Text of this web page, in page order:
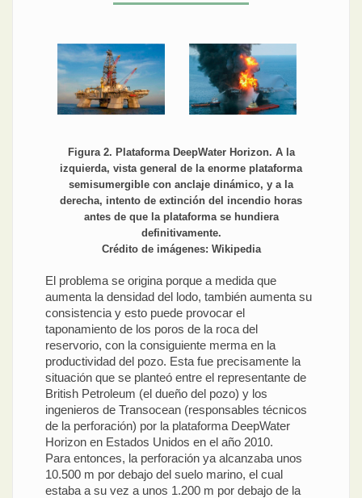
Figura 2. Plataforma DeepWater Horizon. A la
izquierda, vista general de la enorme plataforma
semisumergible con anclaje dinámico, y a la
derecha, intento de extinción del incendio horas
antes de que la plataforma se hundiera
definitivamente.
Crédito de imágenes: Wikipedia
El problema se origina porque a medida que
aumenta la densidad del lodo, también aumenta su
consistencia y esto puede provocar el
taponamiento de los poros de la roca del
reservorio, con la consiguiente merma en la
productividad del pozo. Esta fue precisamente la
situación que se planteó entre el representante de
British Petroleum (el dueño del pozo) y los
ingenieros de Transocean (responsables técnicos
de la perforación) por la plataforma DeepWater
Horizon en Estados Unidos en el año 2010.
Para entonces, la perforación ya alcanzaba unos
10.500 m por debajo del suelo marino, el cual
estaba a su vez a unos 1.200 m por debajo de la